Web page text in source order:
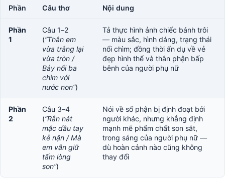
Phần Câu thơ Nội dung
Phần
1
Câu 1–2
(“Thân em
vừa trắng lại
vừa tròn /
Bảy nổi ba
chìm với
nước non”)
Tả thực hình ảnh chiếc bánh trôi
— màu sắc, hình dáng, trạng thái
nổi chìm; đồng thời ẩn dụ về vẻ
đẹp hình thể và thân phận bấp
bênh của người phụ nữ
Phần
2
Câu 3–4
(“Rắn nát
mặc dầu tay
kẻ nặn / Mà
em vẫn giữ
tấm lòng
son”)
Nói về số phận bị định đoạt bởi
người khác, nhưng khẳng định
mạnh mẽ phẩm chất son sắt,
trong sáng của người phụ nữ —
dù hoàn cảnh nào cũng không
thay đổi